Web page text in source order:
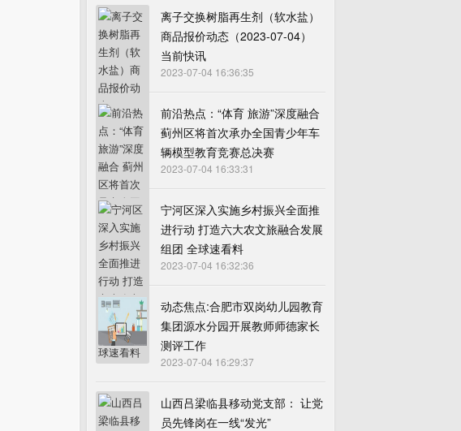
离子交换树脂再生剂（软水盐）
商品报价动态（2023-07-04）
当前快讯
2023-07-04 16:36:35
前沿热点：“体育 旅游”深度融合
蓟州区将首次承办全国青少年车
辆模型教育竞赛总决赛
2023-07-04 16:33:31
宁河区深入实施乡村振兴全面推
进行动 打造六大农文旅融合发展
组团 全球速看料
2023-07-04 16:32:36
动态焦点:合肥市双岗幼儿园教育
集团源水分园开展教师师德家长
测评工作
2023-07-04 16:29:37
山西吕梁临县移动党支部： 让党
员先锋岗在一线“发光”